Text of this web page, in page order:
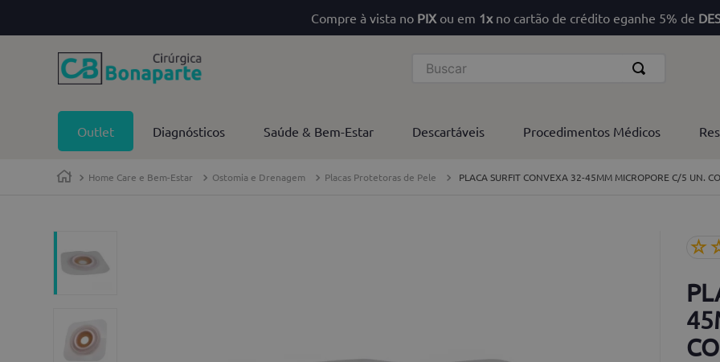
Compre à vista no PIX ou em 1xno cartão de crédito eganhe 5% de
Buscar
Outlet Diagnósticos Saúde & Bem-Estar Descartáveis Procedimentos Médicos
Home Care e Bem-Estar Ostomia e Drenagem Placas Protetoras de Pele PLACA SURFIT CONVEXA 32-45MM MICROPORE C/5 UN.
☆